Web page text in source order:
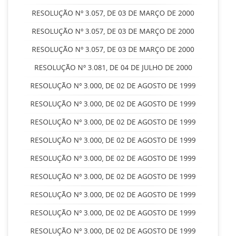
RESOLUÇÃO Nº 3.057, DE 03 DE MARÇO DE 2000
RESOLUÇÃO Nº 3.057, DE 03 DE MARÇO DE 2000
RESOLUÇÃO Nº 3.057, DE 03 DE MARÇO DE 2000
RESOLUÇÃO Nº 3.081, DE 04 DE JULHO DE 2000
RESOLUÇÃO Nº 3.000, DE 02 DE AGOSTO DE 1999
RESOLUÇÃO Nº 3.000, DE 02 DE AGOSTO DE 1999
RESOLUÇÃO Nº 3.000, DE 02 DE AGOSTO DE 1999
RESOLUÇÃO Nº 3.000, DE 02 DE AGOSTO DE 1999
RESOLUÇÃO Nº 3.000, DE 02 DE AGOSTO DE 1999
RESOLUÇÃO Nº 3.000, DE 02 DE AGOSTO DE 1999
RESOLUÇÃO Nº 3.000, DE 02 DE AGOSTO DE 1999
RESOLUÇÃO Nº 3.000, DE 02 DE AGOSTO DE 1999
RESOLUÇÃO Nº 3.000, DE 02 DE AGOSTO DE 1999